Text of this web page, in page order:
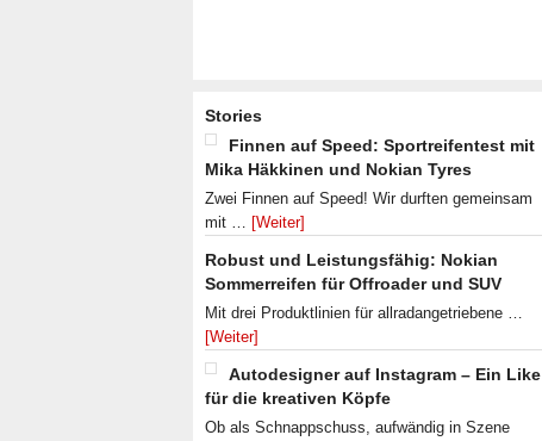
Stories
Finnen auf Speed: Sportreifentest mit
Mika Häkkinen und Nokian Tyres
Zwei Finnen auf Speed! Wir durften gemeinsam
mit … [Weiter]
Robust und Leistungsfähig: Nokian
Sommerreifen für Offroader und SUV
Mit drei Produktlinien für allradangetriebene …
[Weiter]
Autodesigner auf Instagram – Ein Like
für die kreativen Köpfe
Ob als Schnappschuss, aufwändig in Szene